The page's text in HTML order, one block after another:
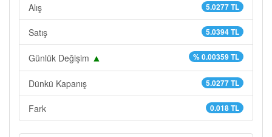
5.0277 TL
Alış
5.0394 TL
Satış
% 0.00359 TL
Günlük Değişim ▲
5.0277 TL
Dünkü Kapanış
0.018 TL
Fark